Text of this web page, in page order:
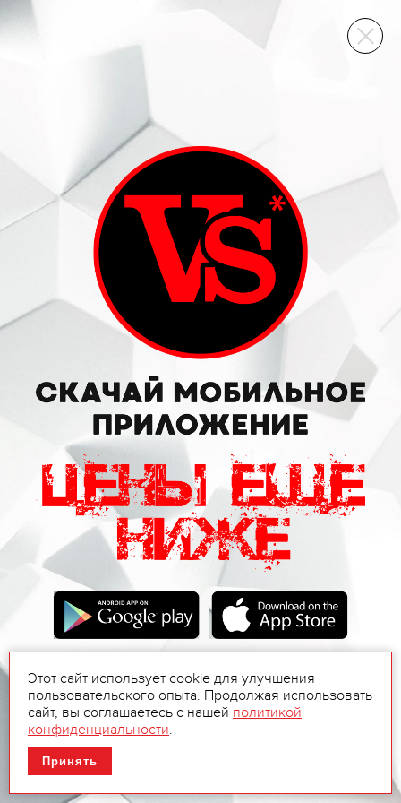
ВИННЫЙ СКЛАД
Этот сайт использует cookie для улучшения
пользовательского опыта. Продолжая использовать
сайт, вы соглашаетесь с нашей политикой
конфиденциальности.
Принять